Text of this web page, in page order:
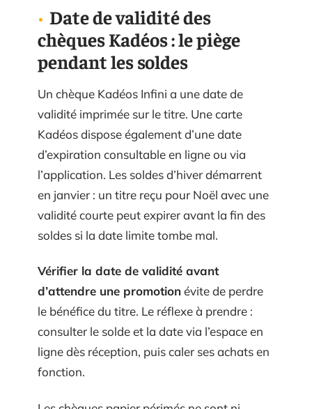
Date de validité des
chèques Kadéos : le piège
pendant les soldes
Un chèque Kadéos Infini a une date de
validité imprimée sur le titre. Une carte
Kadéos dispose également d’une date
d’expiration consultable en ligne ou via
l’application. Les soldes d’hiver démarrent
en janvier : un titre reçu pour Noël avec une
validité courte peut expirer avant la fin des
soldes si la date limite tombe mal.
Vérifier la date de validité avant
d’attendre une promotionévite de perdre
le bénéfice du titre. Le réflexe à prendre :
consulter le solde et la date via l’espace en
ligne dès réception, puis caler ses achats en
fonction.